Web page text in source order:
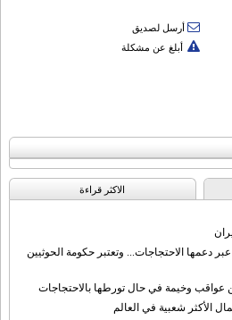
أرسل لصديق
أبلغ عن مشكلة
الاکثر قراءة
عبر دعمها الاحتجاجات... وتعتبر حكومة الحوثيين
عواقب وخيمة في حال تورطها بالاحتجاجات
الأكثر شعبية في العالم